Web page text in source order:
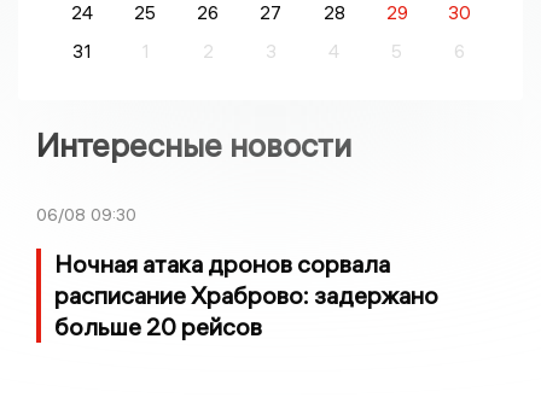
24
25 26 27 28 29
30
31
1 2 3 4 5 6
Интересные новости
06/08 09:30
Ночная атака дронов сорвала
расписание Храброво: задержано
больше 20 рейсов